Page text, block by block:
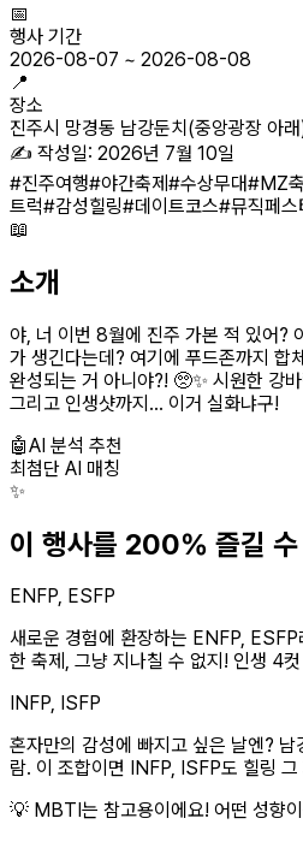
📅
행사 기간
2026-08-07 ~ 2026-08-08
📍
장소
진주시 망경동 남강둔치(중앙광장 아
✍️ 작성일: 2026년 7월 10일
#진주여행#야간축제#수상무대#MZ
트럭#감성힐링#데이트코스#뮤직페스
📖
소개
야, 너 이번 8월에 진주 가본 적 있어?
가 생긴다는데? 여기에 푸드존까지 합
완성되는 거 아니야?! 🥺✨ 시원한 강
그리고 인생샷까지... 이거 실화냐구!
🤖AI 분석 추천
최첨단 AI 매칭
✨
이 행사를 200% 즐길
ENFP, ESFP
새로운 경험에 환장하는 ENFP,
한 축제, 그냥 지나칠 수 없지! 인생 4
INFP, ISFP
혼자만의 감성에 빠지고 싶은 날엔?
람. 이 조합이면 INFP, ISFP도 힐링
💡 MBTI는 참고용이에요! 어떤 성향